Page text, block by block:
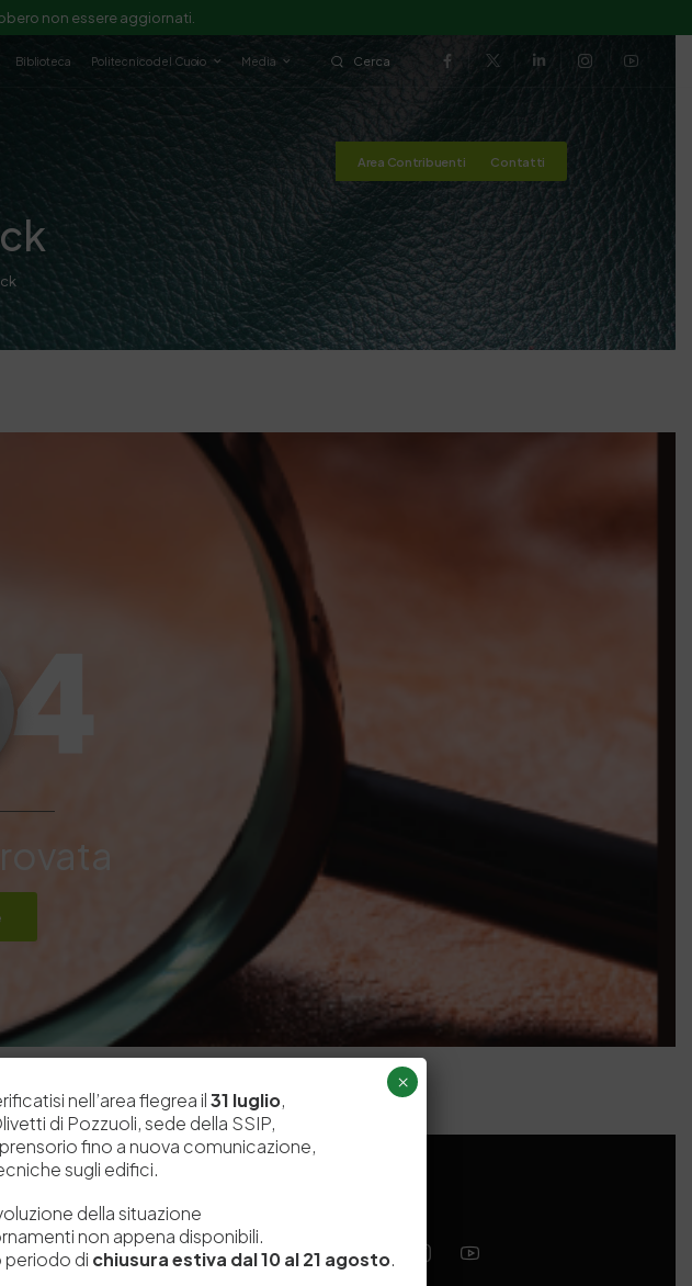
non essere aggiornati.
Biblioteca Politecnico del Cuoio Media Cerca
Area Contribuenti Contatti
Laboratori
nell’area flegrea il31 luglio,
di Pozzuoli, sede della SSIP,
fino a nuova comunicazione,
sugli edifici.
della situazione
non appena disponibili.
periodo di chiusura estiva dal 10 al 21 agosto.
×